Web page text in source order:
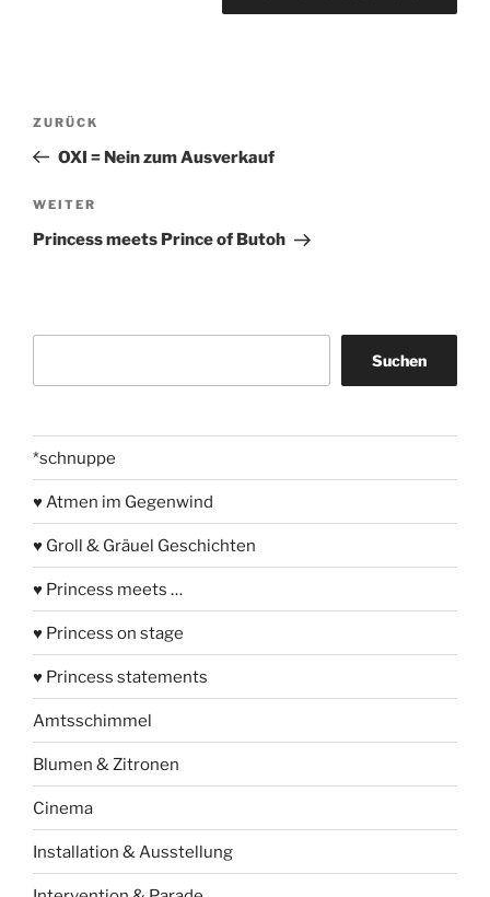
Beitragsnavigation
Vorheriger
Beitrag
ZURÜCK
OXI = Nein zum Ausverkauf
Nächster
Beitrag
WEITER
Princess meets Prince of Butoh
Suchen
*schnuppe
♥ Atmen im Gegenwind
♥ Groll & Gräuel Geschichten
♥ Princess meets …
♥ Princess on stage
♥ Princess statements
Amtsschimmel
Blumen & Zitronen
Cinema
Installation & Ausstellung